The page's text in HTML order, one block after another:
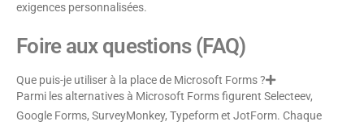
exigences personnalisées.
Foire aux questions (FAQ)
Que puis-je utiliser à la place de Microsoft Forms ?
Parmi les alternatives à Microsoft Forms figurent Selecteev,
Google Forms, SurveyMonkey, Typeform et JotForm. Chaque